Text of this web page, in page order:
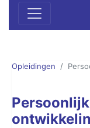
Opleidingen
Persoonlijk